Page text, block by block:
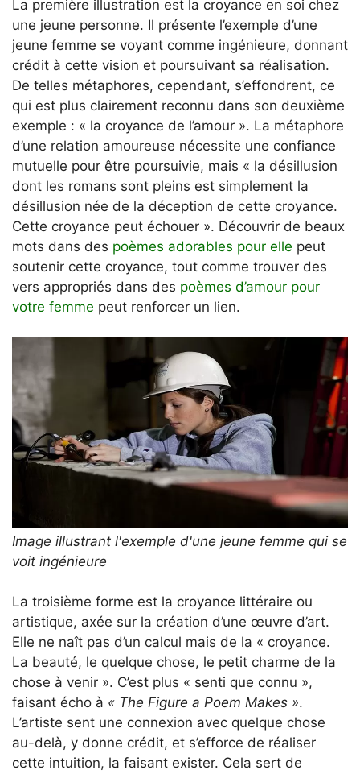
La première illustration est la croyance en soi chez
une jeune personne. Il présente l’exemple d’une
jeune femme se voyant comme ingénieure, donnant
crédit à cette vision et poursuivant sa réalisation.
De telles métaphores, cependant, s’effondrent, ce
qui est plus clairement reconnu dans son deuxième
exemple : « la croyance de l’amour ». La métaphore
d’une relation amoureuse nécessite une confiance
mutuelle pour être poursuivie, mais « la désillusion
dont les romans sont pleins est simplement la
désillusion née de la déception de cette croyance.
Cette croyance peut échouer ». Découvrir de beaux
mots dans des poèmes adorables pour elle peut
soutenir cette croyance, tout comme trouver des
vers appropriés dans des poèmes d’amour pour
votre femme peut renforcer un lien.
Image illustrant l'exemple d'une jeune femme qui se
voit ingénieure
La troisième forme est la croyance littéraire ou
artistique, axée sur la création d’une œuvre d’art.
Elle ne naît pas d’un calcul mais de la « croyance.
La beauté, le quelque chose, le petit charme de la
chose à venir ». C’est plus « senti que connu »,
faisant écho à « The Figure a Poem Makes ».
L’artiste sent une connexion avec quelque chose
au-delà, y donne crédit, et s’efforce de réaliser
cette intuition, la faisant exister. Cela sert de